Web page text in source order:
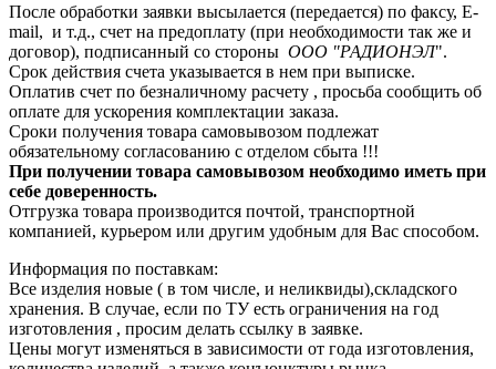
После обработки заявки высылается (передается) по факсу, E-
mail, и т.д., счет на предоплату (при необходимости так же и
договор), подписанный со стороны ООО "РАДИОНЭЛ".
Срок действия счета указывается в нем при выписке.
Оплатив счет по безналичному расчету , просьба сообщить об
оплате для ускорения комплектации заказа.
Сроки получения товара самовывозом подлежат
обязательному согласованию с отделом сбыта !!!
При получении товара самовывозом необходимо иметь при
себе доверенность.
Отгрузка товара производится почтой, транспортной
компанией, курьером или другим удобным для Вас способом.
Информация по поставкам:
Все изделия новые ( в том числе, и неликвиды),складского
хранения. В случае, если по ТУ есть ограничения на год
изготовления , просим делать ссылку в заявке.
Цены могут изменяться в зависимости от года изготовления,